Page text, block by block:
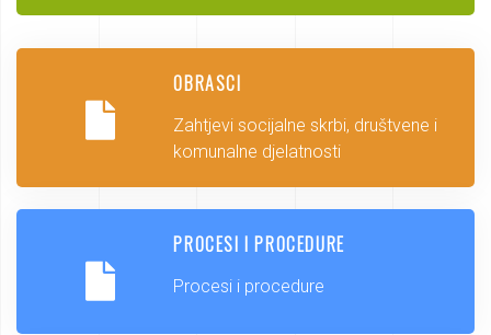
OBRASCI
Zahtjevi socijalne skrbi, društvene i
komunalne djelatnosti
PROCESI I PROCEDURE
Procesi i procedure